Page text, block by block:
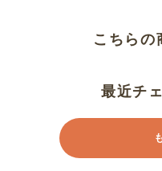
リピしてます。
こちらの
最近チ